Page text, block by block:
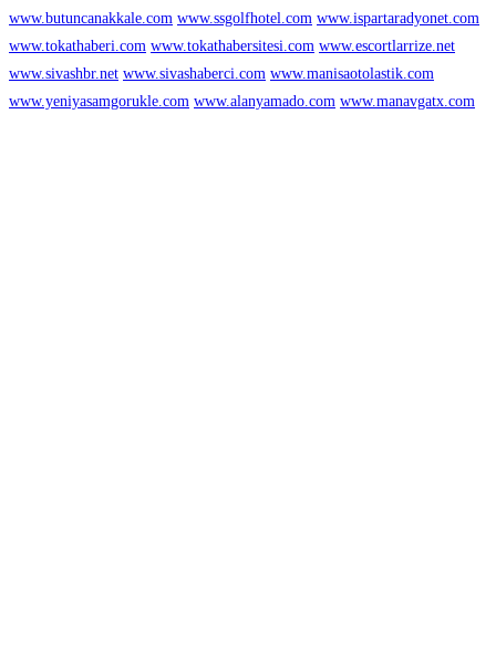
www.butuncanakkale.com www.ssgolfhotel.com www.ispartaradyonet.com
www.tokathaberi.com www.tokathabersitesi.com www.escortlarrize.net
www.sivashbr.net www.sivashaberci.com www.manisaotolastik.com
www.yeniyasamgorukle.com www.alanyamado.com www.manavgatx.com